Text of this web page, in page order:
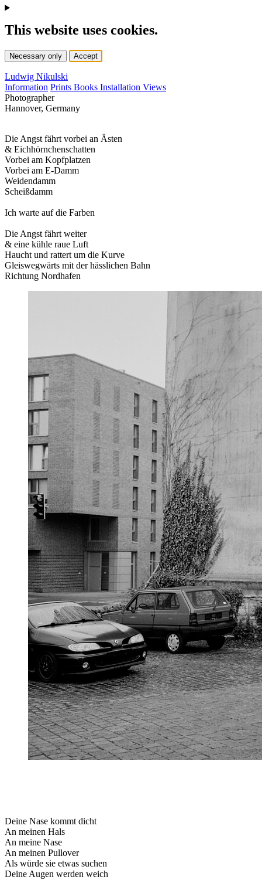
This website uses cookies.
Necessary only Accept
Ludwig Nikulski
Information Prints Books Installation Views
Photographer
Hannover, Germany
Die Angst fährt vorbei an Ästen
& Eichhörnchenschatten
Vorbei am Kopfplatzen
Vorbei am E-Damm
Weidendamm
Scheißdamm
Ich warte auf die Farben
Die Angst fährt weiter
& eine kühle raue Luft
Haucht und rattert um die Kurve
Gleiswegwärts mit der hässlichen Bahn
Richtung Nordhafen
Deine Nase kommt dicht
An meinen Hals
An meine Nase
An meinen Pullover
Als würde sie etwas suchen
Deine Augen werden weich